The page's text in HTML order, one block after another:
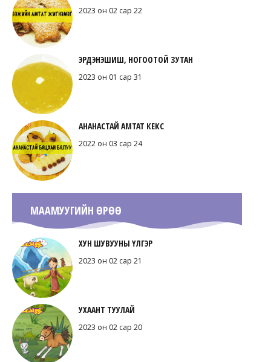
2023 он 02 сар 22
ЭРДЭНЭШИШ, НОГООТОЙ ЗУТАН
2023 он 01 сар 31
АНАНАСТАЙ АМТАТ КЕКС
2022 он 03 сар 24
МААМУУГИЙН ӨРӨӨ
ХУН ШУВУУНЫ ҮЛГЭР
2023 он 02 сар 21
УХААНТ ТУУЛАЙ
2023 он 02 сар 20